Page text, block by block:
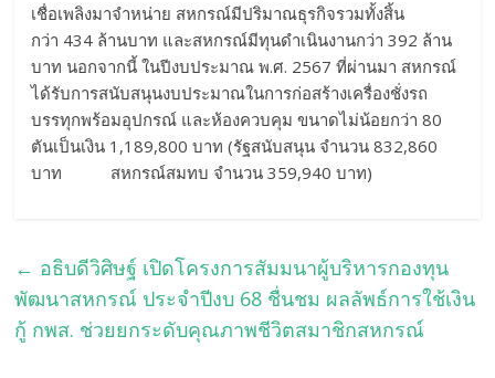
เชื่อเพลิงมาจำหน่าย สหกรณ์มีปริมาณธุรกิจรวมทั้งสิ้น
กว่า 434 ล้านบาท และสหกรณ์มีทุนดำเนินงานกว่า 392 ล้าน
บาท นอกจากนี้ ในปีงบประมาณ พ.ศ. 2567 ที่ผ่านมา สหกรณ์
ได้รับการสนับสนุนงบประมาณในการก่อสร้างเครื่องชั่งรถ
บรรทุกพร้อมอุปกรณ์ และห้องควบคุม ขนาดไม่น้อยกว่า 80
ตันเป็นเงิน 1,189,800 บาท (รัฐสนับสนุน จำนวน 832,860
บาท สหกรณ์สมทบ จำนวน 359,940 บาท)
← อธิบดีวิศิษฐ์ เปิดโครงการสัมมนาผู้บริหารกองทุน
พัฒนาสหกรณ์ ประจำปีงบ 68 ชื่นชม ผลลัพธ์การใช้เงิน
กู้ กพส. ช่วยยกระดับคุณภาพชีวิตสมาชิกสหกรณ์